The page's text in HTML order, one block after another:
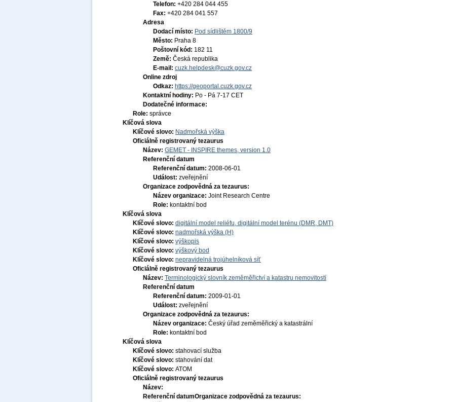
Telefon: +420 284 044 455
Fax: +420 284 041 557
Adresa
Dodací místo: Pod sídlištěm 1800/9
Město: Praha 8
Poštovní kód: 182 11
Země: Česká republika
E-mail: cuzk.helpdesk@cuzk.gov.cz
Online zdroj
Odkaz: https://geoportal.cuzk.gov.cz
Kontaktní hodiny: Po - Pá 7-17 CET
Dodatečné informace:
Role: správce
Klíčová slova
Klíčové slovo: Nadmořská výška
Oficiálně registrovaný tezaurus
Název: GEMET - INSPIRE themes, version 1.0
Referenční datum
Referenční datum: 2008-06-01
Událost: zveřejnění
Organizace zodpovědná za tezaurus:
Název organizace: Joint Research Centre
Role: kontaktní bod
Klíčová slova
Klíčové slovo: digitální model reliéfu, digitální model terénu (DMR, DMT)
Klíčové slovo: nadmořská výška (H)
Klíčové slovo: výškopis
Klíčové slovo: výškový bod
Klíčové slovo: nepravidelná trojúhelníková síť
Oficiálně registrovaný tezaurus
Název: Terminologický slovník zeměměřictví a katastru nemovitostí
Referenční datum
Referenční datum: 2009-01-01
Událost: zveřejnění
Organizace zodpovědná za tezaurus:
Název organizace: Český úřad zeměměřický a katastrální
Role: kontaktní bod
Klíčová slova
Klíčové slovo: stahovací služba
Klíčové slovo: stahování dat
Klíčové slovo: ATOM
Oficiálně registrovaný tezaurus
Název:
Referenční datumOrganizace zodpovědná za tezaurus: